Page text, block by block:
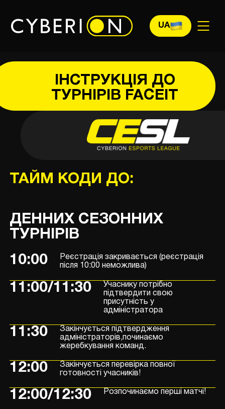
UA
ІНСТРУКЦІЯ ДО
ТУРНІРІВ FACEIT
ТАЙМ КОДИ ДО:
ДЕННИХ СЕЗОННИХ
ТУРНІРІВ
10:00
Реєстрація закривається (реєстрація
після 10:00 неможлива)
11:00/11:30
Учаснику потрібно
підтвердити свою
присутність у
адміністратора
11:30
Закінчується підтвердження
адміністраторів,починаємо
жеребкування команд.
12:00
Закінчується перевірка повної
готовності учасників!
12:00/12:30 Розпочинаємо перші матчі!